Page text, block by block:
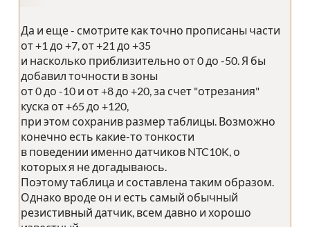
Да и еще - смотрите как точно прописаны части
от +1 до +7, от +21 до +35
и насколько приблизительно от 0 до -50. Я бы
добавил точности в зоны
от 0 до -10 и от +8 до +20, за счет "отрезания"
куска от +65 до +120,
при этом сохранив размер таблицы. Возможно
конечно есть какие-то тонкости
в поведении именно датчиков NTC10K, о
которых я не догадываюсь.
Поэтому таблица и составлена таким образом.
Однако вроде он и есть самый обычный
резистивный датчик, всем давно и хорошо